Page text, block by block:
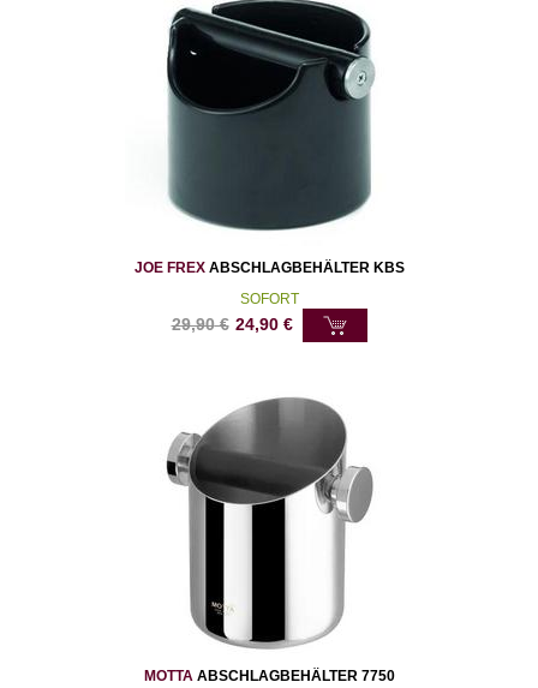
JOE FREXABSCHLAGBEHÄLTER KBS
SOFORT
29,90€ 24,90€
MOTTAABSCHLAGBEHÄLTER 7750